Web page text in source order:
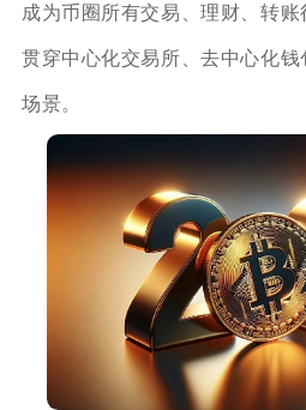
成为币圈所有交易、理财、转账
贯穿中心化交易所、去中心化
场景。